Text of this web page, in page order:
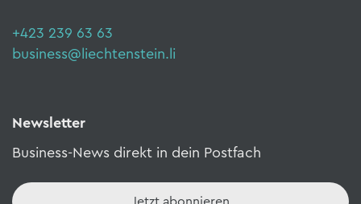
+423 239 63 63
business@liechtenstein.li
Newsletter
Business-News direkt in dein Postfach